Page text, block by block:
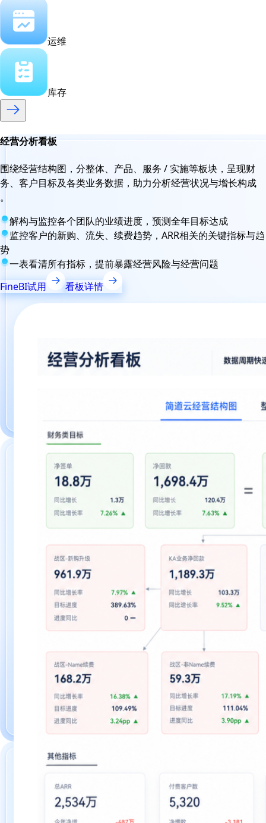
运维
库存
经营分析看板
围绕经营结构图，分整体、产品、服务 / 实施等板块，呈现财
务、客户目标及各类业务数据，助力分析经营状况与增长构成
。
解构与监控各个团队的业绩进度，预测全年目标达成
监控客户的新购、流失、续费趋势，ARR相关的关键指标与趋
势
一表看清所有指标，提前暴露经营风险与经营问题
FineBI试用
看板详情